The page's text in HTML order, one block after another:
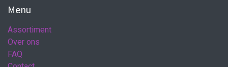
Menu
Assortiment
Over ons
FAQ